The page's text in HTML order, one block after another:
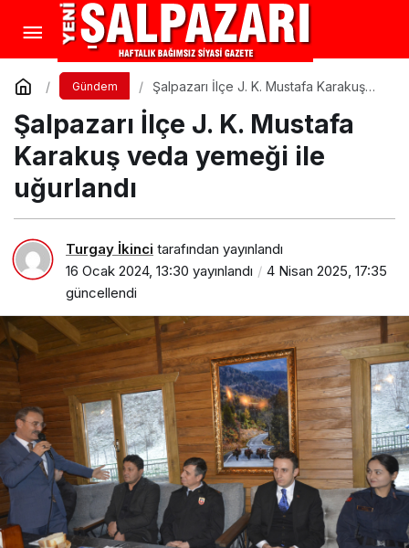
Gündem
Şalpazarı İlçe J. K. Mustafa Karakuş
Şalpazarı İlçe J. K. Mustafa
Karakuş veda yemeği ile
uğurlandı
Turgay İkinci tarafından yayınlandı
16 Ocak 2024, 13:30 yayınlandı
4 Nisan 2025, 17:35
güncellendi